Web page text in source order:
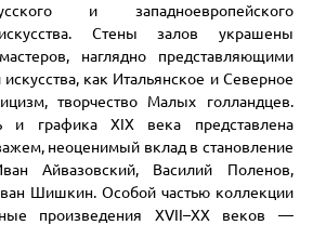
и западноевропейского
искусства. Стены залов украшены
наглядно представляющими
как Итальянское и Северное
творчество Малых голландцев.
и графика XIX века представлена
неоценимый вклад в становление
Айвазовский, Василий Поленов,
Шишкин. Особой частью коллекции
произведения XVII–XX веков —